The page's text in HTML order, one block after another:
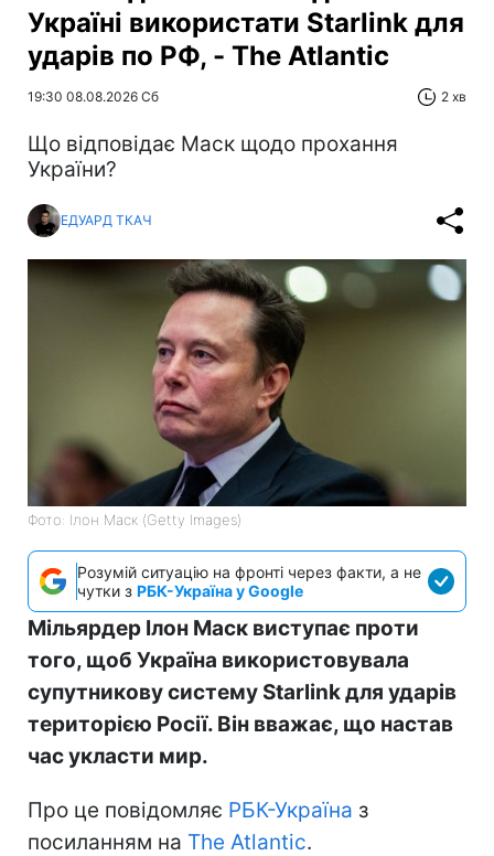
Україні використати Starlink для
ударів по РФ, - The Atlantic
19:30 08.08.2026 Сб 2 хв
Що відповідає Маск щодо прохання
України?
ЕДУАРД ТКАЧ
Фото: Ілон Маск (Getty Images)
Розумій ситуацію на фронті через факти, а не
чутки з РБК-Україна у Google
Мільярдер Ілон Маск виступає проти
того, щоб Україна використовувала
супутникову систему Starlink для ударів
територією Росії. Він вважає, що настав
час укласти мир.
Про це повідомляє РБК-Україна з
посиланням на The Atlantic.